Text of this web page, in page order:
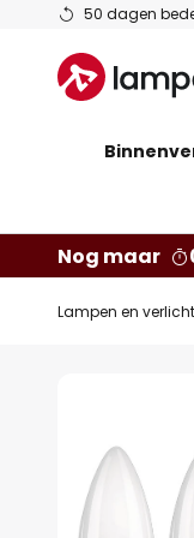
50 dagen
Ga
de
inhoud
Nog maar
Lampen en
einde
van